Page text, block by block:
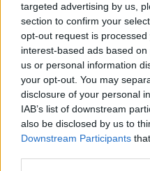
targeted advertising by us,
section to confirm your
opt-out request is
interest-based ads based
us or personal information
your opt-out. You may
disclosure of your personal
IAB’s list of downstream
also be disclosed by us to
Downstream Participants
ΔΙΑΦΗΜΙΣΗ